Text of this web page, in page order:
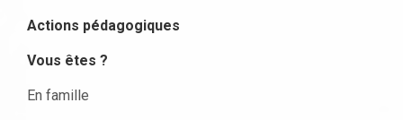
Actions pédagogiques
Vous êtes ?
En famille